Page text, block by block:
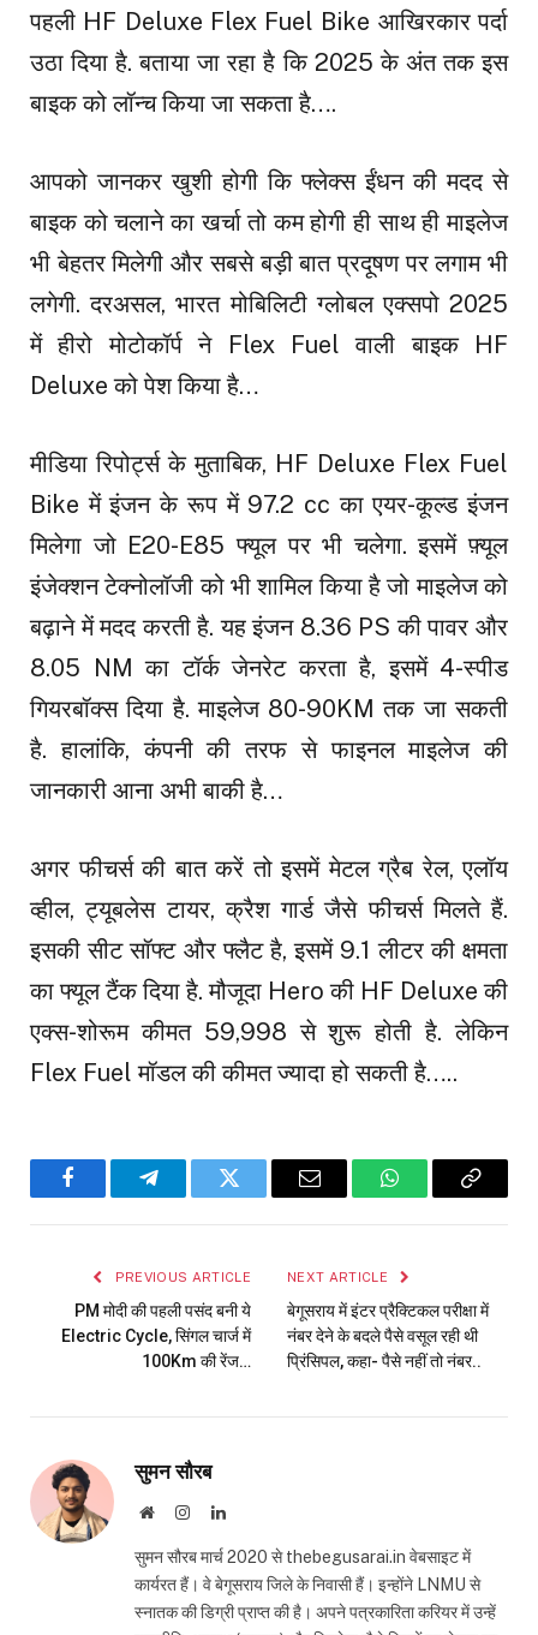
पहली HF Deluxe Flex Fuel Bike आखिरकार पर्दा
उठा दिया है. बताया जा रहा है कि 2025 के अंत तक इस
बाइक को लॉन्च किया जा सकता है….
आपको जानकर खुशी होगी कि फ्लेक्स ईंधन की मदद से
बाइक को चलाने का खर्चा तो कम होगी ही साथ ही माइलेज
भी बेहतर मिलेगी और सबसे बड़ी बात प्रदूषण पर लगाम भी
लगेगी. दरअसल, भारत मोबिलिटी ग्लोबल एक्सपो 2025
में हीरो मोटोकॉर्प ने Flex Fuel वाली बाइक HF
Deluxe को पेश किया है…
मीडिया रिपोर्ट्स के मुताबिक, HF Deluxe Flex Fuel
Bike में इंजन के रूप में 97.2 cc का एयर-कूल्ड इंजन
मिलेगा जो E20-E85 फ्यूल पर भी चलेगा. इसमें फ़्यूल
इंजेक्शन टेक्नोलॉजी को भी शामिल किया है जो माइलेज को
बढ़ाने में मदद करती है. यह इंजन 8.36 PS की पावर और
8.05 NM का टॉर्क जेनरेट करता है, इसमें 4-स्पीड
गियरबॉक्स दिया है. माइलेज 80-90KM तक जा सकती
है. हालांकि, कंपनी की तरफ से फाइनल माइलेज की
जानकारी आना अभी बाकी है…
अगर फीचर्स की बात करें तो इसमें मेटल ग्रैब रेल, एलॉय
व्हील, ट्यूबलेस टायर, क्रैश गार्ड जैसे फीचर्स मिलते हैं.
इसकी सीट सॉफ्ट और फ्लैट है, इसमें 9.1 लीटर की क्षमता
का फ्यूल टैंक दिया है. मौजूदा Hero की HF Deluxe की
एक्स-शोरूम कीमत ₹59,998 से शुरू होती है. लेकिन
Flex Fuel मॉडल की कीमत ज्यादा हो सकती है…..
FacebookTelegramTwitter Email WhatsAppCopy
PREVIOUS ARTICLE
PM मोदी की पहली पसंद बनी ये
Electric Cycle, सिंगल चार्ज में
100Km की रेंज…
NEXT ARTICLE
बेगूसराय में इंटर प्रैक्टिकल परीक्षा में
नंबर देने के बदले पैसे वसूल रही थी
प्रिंसिपल, कहा- पैसे नहीं तो नंबर..
सुमन सौरब
WebsiteInstagramLinkedIn
सुमन सौरब मार्च 2020 से thebegusarai.in वेबसाइट में
कार्यरत हैं। वे बेगूसराय जिले के निवासी हैं। इन्होंने LNMU से
स्नातक की डिग्री प्राप्त की है। अपने पत्रकारिता करियर में उन्हें